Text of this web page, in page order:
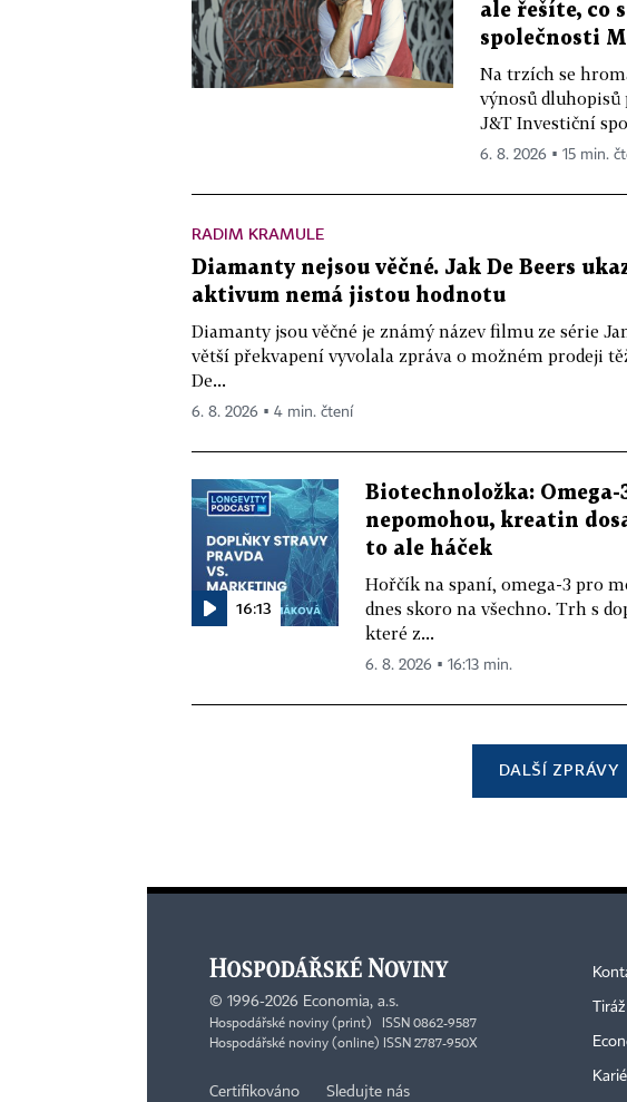
ale řešíte, co
společnosti
Na trzích se
výnosů dluhopisů
J&T Investiční
6. 8. 2026 ▪ 15 min.
RADIM KRAMULE
Diamanty nejsou věčné. Jak De Beers
aktivum nemá jistou hodnotu
Diamanty jsou věčné je známý název filmu ze série
větší překvapení vyvolala zpráva o možném prodeji
De...
6. 8. 2026 ▪ 4 min. čtení
16:13
Biotechnoložka:
nepomohou, kreatin
to ale háček
Hořčík na spaní, omega-3 pro
dnes skoro na všechno. Trh s
které z...
6. 8. 2026 ▪ 16:13 min.
DALŠÍ ZPRÁVY
© 1996-2026 Economia, a.s.
Hospodářské noviny (print) ISSN 0862-9587
Hospodářské noviny (online) ISSN 2787-950X
Certifikováno Sledujte nás